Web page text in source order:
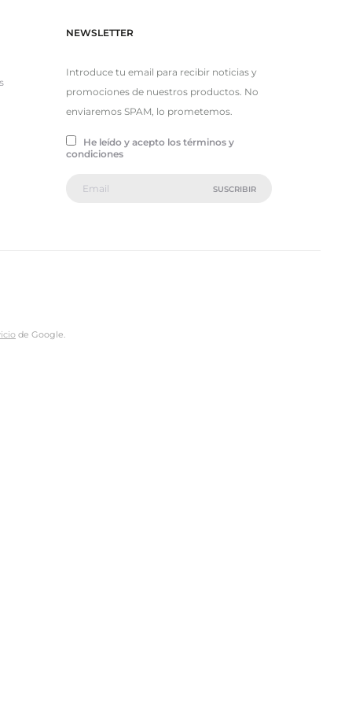
NEWSLETTER
Introduce tu email para recibir noticias y
promociones de nuestros productos. No
enviaremos SPAM, lo prometemos.
He leído y acepto los términos y
condiciones
de Google.